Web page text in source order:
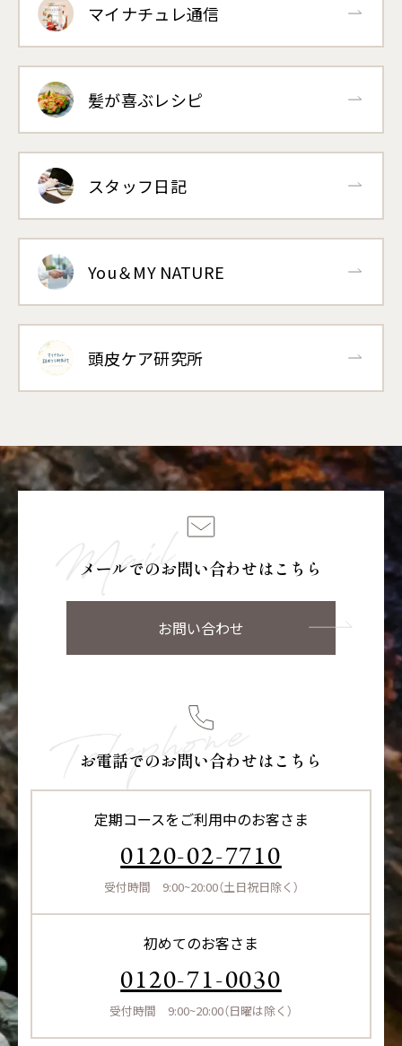
マイナチュレ通信
髪が喜ぶレシピ
スタッフ日記
You＆MY NATURE
頭皮ケア研究所
メールでのお問い合わせはこちら
お問い合わせ
お電話でのお問い合わせはこちら
定期コースをご利用中のお客さま
0120-02-7710
受付時間 9:00~20:00（土日祝日除く）
初めてのお客さま
0120-71-0030
受付時間 9:00~20:00（日曜は除く）